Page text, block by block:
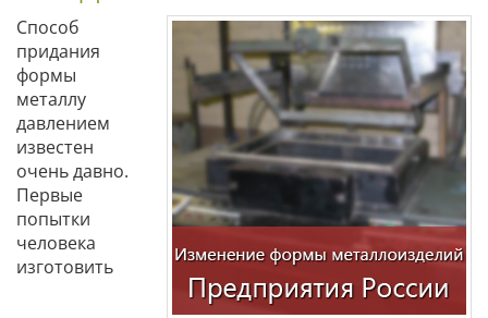
Способ
придания
формы
металлу
давлением
известен
очень давно.
Первые
попытки
человека
изготовить